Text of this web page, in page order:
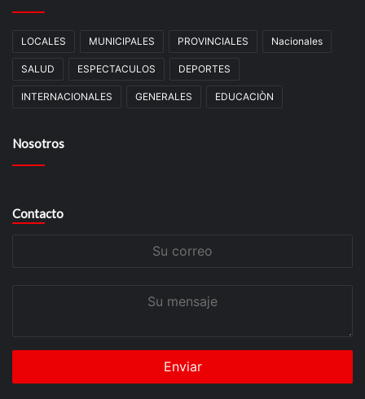
LOCALES MUNICIPALES PROVINCIALES Nacionales
SALUD ESPECTACULOS DEPORTES
INTERNACIONALES GENERALES EDUCACIÒN
Nosotros
Contacto